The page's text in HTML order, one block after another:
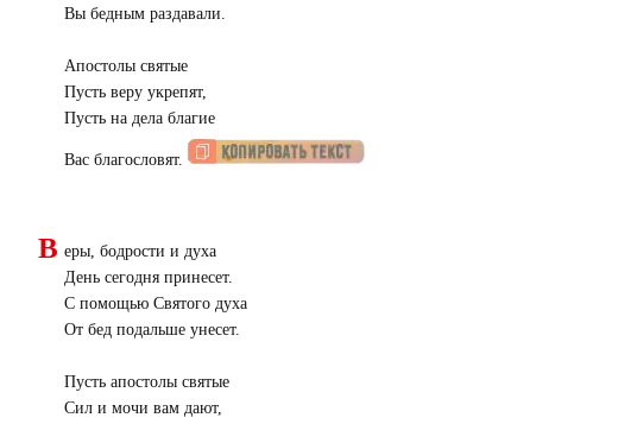
Вы бедным раздавали.
Апостолы святые
Пусть веру укрепят,
Пусть на дела благие
Вас благословят.
В еры, бодрости и духа
День сегодня принесет.
С помощью Святого духа
От бед подальше унесет.
Пусть апостолы святые
Сил и мочи вам дают,